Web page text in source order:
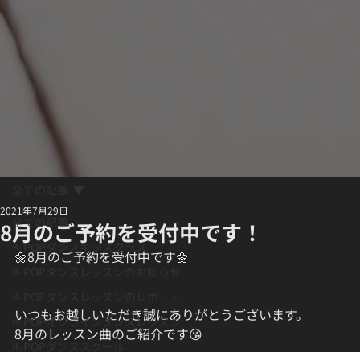
全ての記事
K-POPダンスキッズクラス
K-POPオンラインダンスレッスン
K-POPダンススクール
8月のご予約を受付中です！
2021年7月29日
🌼8月のご予約を受付中です🌼
いつもお越しいただき誠にありがとうございます。
8月のレッスン曲のご紹介です😘